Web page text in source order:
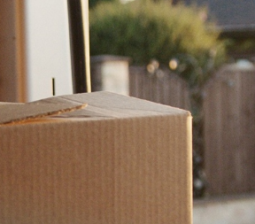
Teljesen épen
a TV-nk.
is
18.
szolgaltatasaival. Ajanlom
oket barkinek :)"
ZOLTÁN 2014. ÁPRILIS 01.